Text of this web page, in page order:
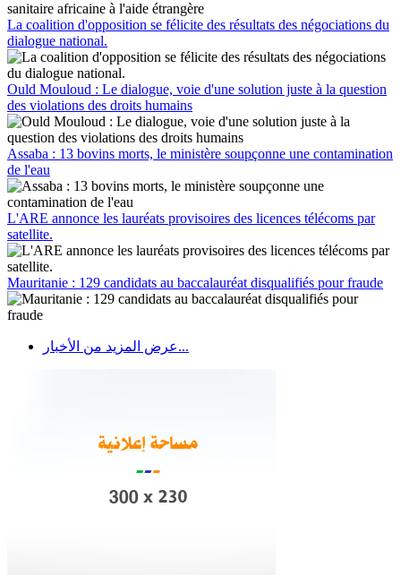
La coalition d'opposition se félicite des résultats des négociations du
dialogue national.
Ould Mouloud : Le dialogue, voie d'une solution juste à la question
des violations des droits humains
Assaba : 13 bovins morts, le ministère soupçonne une contamination
de l'eau
L'ARE annonce les lauréats provisoires des licences télécoms par
satellite.
Mauritanie : 129 candidats au baccalauréat disqualifiés pour fraude
عرض المزيد من الأخبار...